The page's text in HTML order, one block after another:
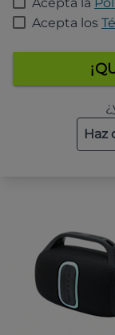
Acepta los
Haz